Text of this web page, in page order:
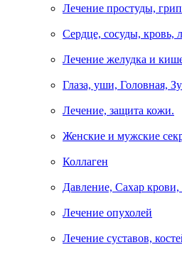
Лечение простуды,
Сердце, сосуды, кровь,
Лечение желудка и
Глаза, уши, Головная,
Лечение, защита кожи.
Женские и мужские
Коллаген
Давление, Сахар
Лечение опухолей
Лечение суставов,